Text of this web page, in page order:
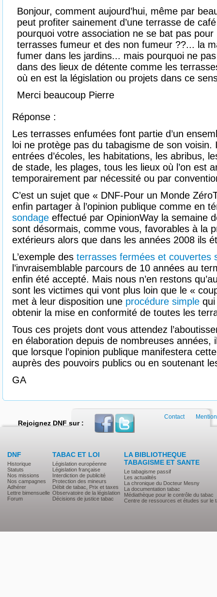
Bonjour, comment aujourd’hui, même par
peut profiter sainement d’une terrasse de
pourquoi votre association ne se bat pas
terrasses fumeur et des non fumeur ??... la
fumer dans les jardins... mais pourquoi ne
dans des lieux de détente comme les
où en est la législation ou projets dans ce
Merci beaucoup Pierre
Réponse :
Les terrasses enfumées font partie d’un
loi ne protège pas du tabagisme de son
entrées d’écoles, les habitations, les abribus,
de stade, les plages, tous les lieux où l’on est
temporairement par nécessité ou par
C’est un sujet que « DNF-Pour un Monde
enfin partager à l’opinion publique comme en
sondage effectué par OpinionWay la semaine
sont désormais, comme vous, favorables à la
extérieurs alors que dans les années 2008 ils
L’exemple des terrasses fermées et couvertes
l’invraisemblable parcours de 10 années au
enfin été accepté. Mais nous n’en restons
sont les victimes qui vont plus loin que le «
met à leur disposition une procédure simple
obtenir la mise en conformité de toutes les
Tous ces projets dont vous attendez
en élaboration depuis de nombreuses années,
que lorsque l’opinion publique manifestera
auprès des pouvoirs publics ou en soutenant
GA
Rejoignez DNF sur :
DNF
Historique
Statuts
Nos missions
Nos campagnes
Adhérer
Lettre bimensuelle
Forum
TABAC ET LOI
Législation européenne
Législation française
Interdiction de publicité
Protection des mineurs
Débit de tabac, Prix et taxes
Observatoire de la législation
Décisions de justice tabac
LA BIBLIOTHEQUE
TABAGISME ET SANTE
Le tabagisme passif
Les actualités
La chronique du Docteur Mesny
La documentation tabac
Médiathèque pour le contrôle du tabac
Centre de ressources et études sur le
Contact